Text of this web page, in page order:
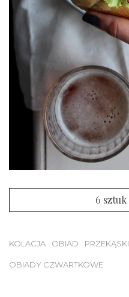
6 sztuk
KOLACJA OBIAD PRZEKĄSKI
OBIADY CZWARTKOWE